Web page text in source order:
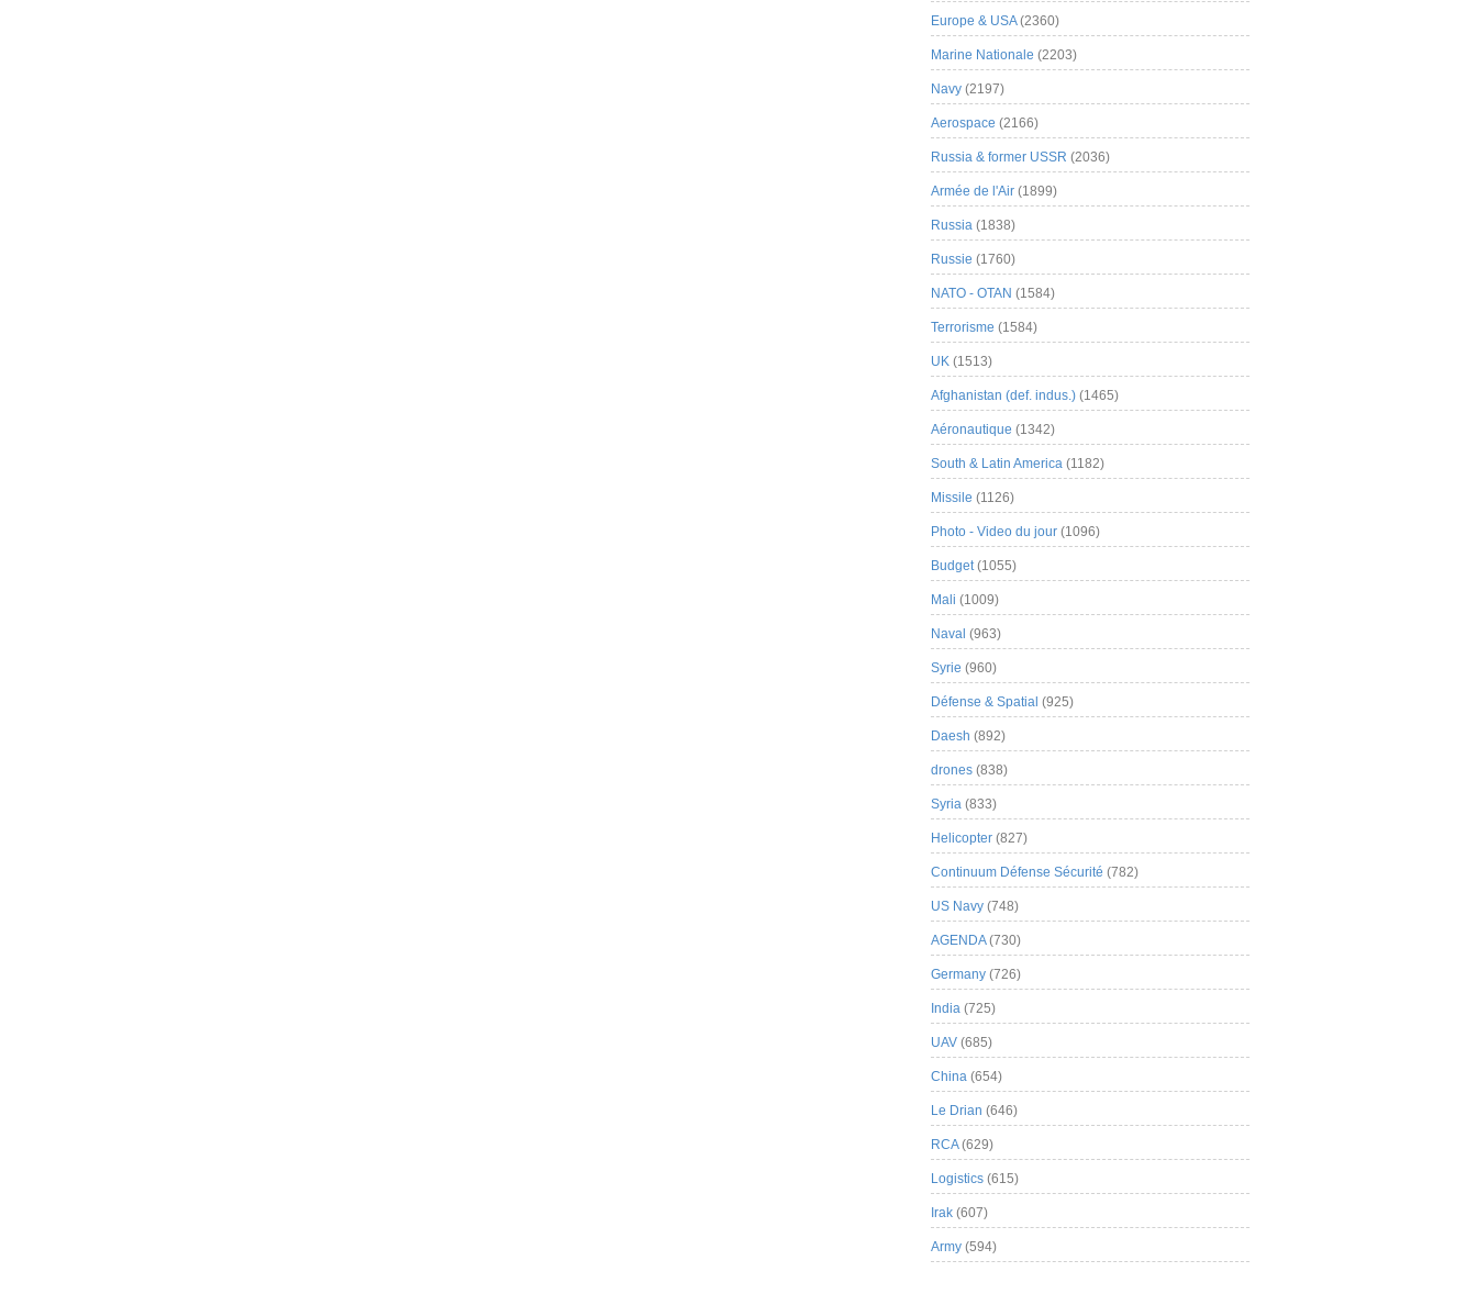
Europe & USA(2360)
Marine Nationale (2203)
Navy (2197)
Aerospace (2166)
Russia & former USSR (2036)
Armée de l'Air (1899)
Russia (1838)
Russie (1760)
NATO - OTAN (1584)
Terrorisme (1584)
UK (1513)
Afghanistan (def. indus.) (1465)
Aéronautique (1342)
South & Latin America (1182)
Missile (1126)
Photo - Video du jour (1096)
Budget(1055)
Mali (1009)
Naval (963)
Syrie (960)
Défense & Spatial (925)
Daesh (892)
drones (838)
Syria (833)
Helicopter (827)
Continuum Défense Sécurité (782)
US Navy (748)
AGENDA(730)
Germany (726)
India (725)
UAV (685)
China (654)
Le Drian (646)
RCA(629)
Logistics (615)
Irak (607)
Army (594)